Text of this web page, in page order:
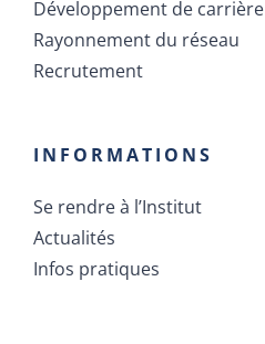
Développement de carrière
Rayonnement du réseau
Recrutement
INFORMATIONS
Se rendre à l’Institut
Actualités
Infos pratiques